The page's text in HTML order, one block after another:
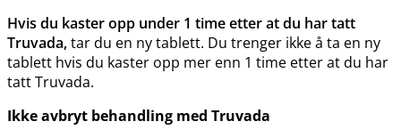
Hvis du kaster opp under 1 time etter at du har tatt
Truvada,tar du en ny tablett. Du trenger ikke å ta en ny
tablett hvis du kaster opp mer enn 1 time etter at du har
tatt Truvada.
Ikke avbryt behandling med Truvada